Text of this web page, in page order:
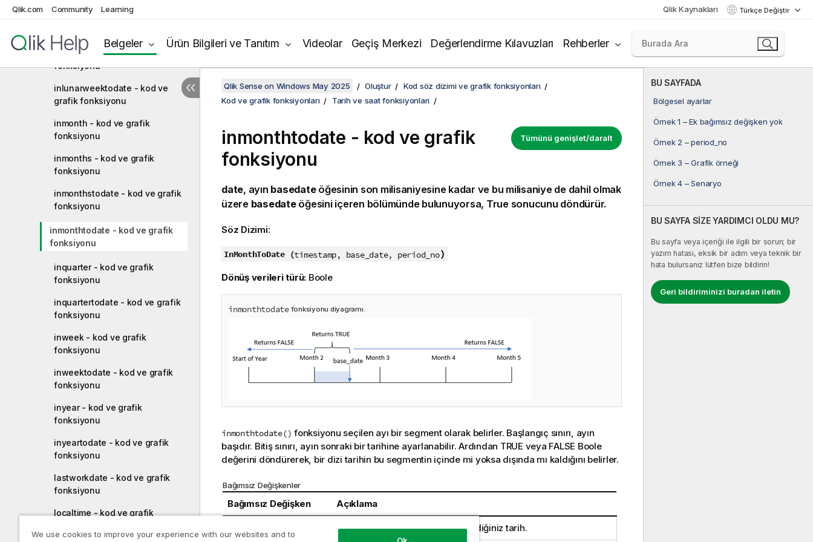
Qlik.com Community Learning Qlik Kaynakları Türkçe Değiştir
Belgeler Ürün Bilgileri ve Tanıtım Videolar Geçiş Merkezi Değerlendirme Kılavuzları Rehberler
indaytotime - kod ve grafik
inlunarweek - kod ve grafik
fonksiyonu
inlunarweektodate - kod ve
grafik fonksiyonu
inmonth - kod ve grafik
fonksiyonu
inmonths - kod ve grafik
fonksiyonu
inmonthstodate - kod ve grafik
fonksiyonu
inmonthtodate - kod ve grafik
fonksiyonu
inquarter - kod ve grafik
fonksiyonu
inquartertodate - kod ve grafik
fonksiyonu
inweek - kod ve grafik
fonksiyonu
inweektodate - kod ve grafik
fonksiyonu
inyear - kod ve grafik
fonksiyonu
inyeartodate - kod ve grafik
fonksiyonu
lastworkdate - kod ve grafik
fonksiyonu
localtime - kod ve grafik
BU SAYFADA
Bölgesel ayarlar
Örnek 1 – Ek bağımsız değişken yok
Örnek 2 – period_no
Örnek 3 – Grafik örneği
Örnek 4 – Senaryo
BU SAYFA SİZE YARDIMCI OLDU MU?
Bu sayfa veya içeriği ile ilgili bir sorun; bir
yazım hatası, eksik bir adım veya teknik bir
hata bulursanız lütfen bize bildirin!
Geri bildiriminizi buradan iletin
Qlik Sense on Windows May 2025 Oluştur
Kod söz dizimi ve grafik fonksiyonları
Kod ve grafik fonksiyonları
Tarih ve saat fonksiyonları
Tümünü genişlet/daralt
inmonthtodate - kod ve grafik
fonksiyonu
date, ayın basedateöğesinin son milisaniyesine kadar ve bu milisaniye de dahil olmak
üzere basedateöğesini içeren bölümünde bulunuyorsa, Truesonucunu döndürür.
Söz Dizimi:
InMonthToDate (timestamp, base_date, period_no)
Dönüş verileri türü: Boole
inmonthtodatefonksiyonu diyagramı.
inmonthtodate() fonksiyonu seçilen ayı bir segment olarak belirler. Başlangıç sınırı, ayın
başıdır. Bitiş sınırı, ayın sonraki bir tarihine ayarlanabilir. Ardından TRUE veya FALSE Boole
değerini döndürerek, bir dizi tarihin bu segmentin içinde mi yoksa dışında mı kaldığını belirler.
Bağımsız Değişkenler
Bağımsız Değişken Açıklama
base_dateile karşılaştırmak istediğiniz tarih.
We use cookies to improve your experience with our websites and to